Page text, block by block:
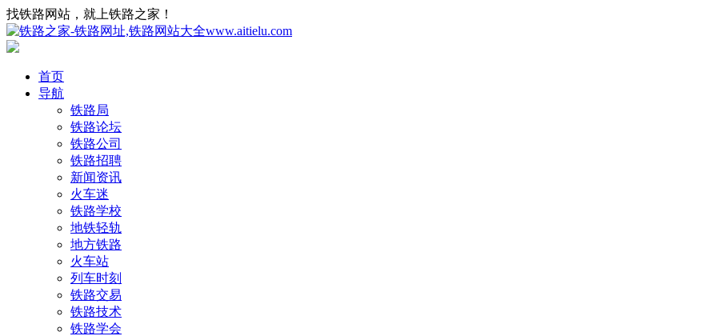
找铁路网站，就上铁路之家！
首页
导航
铁路局
铁路论坛
铁路公司
铁路招聘
新闻资讯
火车迷
铁路学校
地铁轻轨
地方铁路
火车站
列车时刻
铁路交易
铁路技术
铁路学会